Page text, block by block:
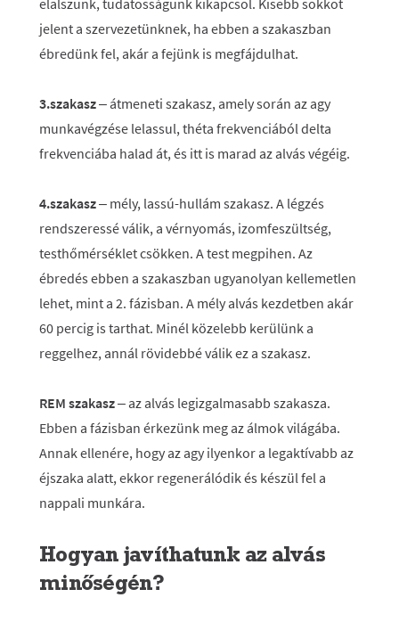
elalszunk, tudatosságunk kikapcsol. Kisebb sokkot
jelent a szervezetünknek, ha ebben a szakaszban
ébredünk fel, akár a fejünk is megfájdulhat.
3.szakasz– átmeneti szakasz, amely során az agy
munkavégzése lelassul, théta frekvenciából delta
frekvenciába halad át, és itt is marad az alvás végéig.
4.szakasz– mély, lassú-hullám szakasz. A légzés
rendszeressé válik, a vérnyomás, izomfeszültség,
testhőmérséklet csökken. A test megpihen. Az
ébredés ebben a szakaszban ugyanolyan kellemetlen
lehet, mint a 2. fázisban. A mély alvás kezdetben akár
60 percig is tarthat. Minél közelebb kerülünk a
reggelhez, annál rövidebbé válik ez a szakasz.
REM szakasz– az alvás legizgalmasabb szakasza.
Ebben a fázisban érkezünk meg az álmok világába.
Annak ellenére, hogy az agy ilyenkor a legaktívabb az
éjszaka alatt, ekkor regenerálódik és készül fel a
nappali munkára.
Hogyan javíthatunk az alvás
minőségén?